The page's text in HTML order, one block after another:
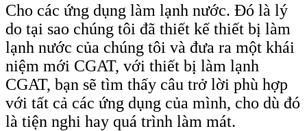
Cho các ứng dụng làm lạnh nước. Đó là lý
do tại sao chúng tôi đã thiết kế thiết bị làm
lạnh nước của chúng tôi và đưa ra một khái
niệm mới CGAT, với thiết bị làm lạnh
CGAT, bạn sẽ tìm thấy câu trở lời phù hợp
với tất cả các ứng dụng của mình, cho dù đó
là tiện nghi hay quá trình làm mát.